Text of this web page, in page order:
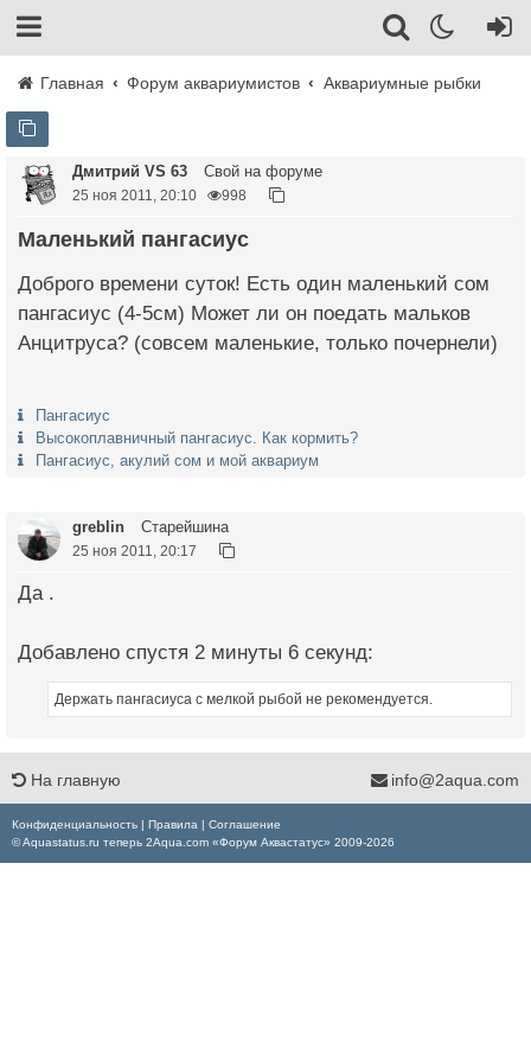
Главная Форум аквариумистов Аквариумные рыбки
Дмитрий VS 63 Свой на форуме
25 ноя 2011, 20:10 998
Маленький пангасиус
Доброго времени суток! Есть один маленький сом
пангасиус (4-5см) Может ли он поедать мальков
Анцитруса? (совсем маленькие, только почернели)
Пангасиус
Высокоплавничный пангасиус. Как кормить?
Пангасиус, акулий сом и мой аквариум
greblin Старейшина
25 ноя 2011, 20:17
Да .
Добавлено спустя 2 минуты 6 секунд:
Держать пангасиуса с мелкой рыбой не рекомендуется.
На главную info@2aqua.com
Конфиденциальность | Правила | Соглашение
© Aquastatus.ru теперь 2Aqua.com «Форум Аквастатус» 2009-2026